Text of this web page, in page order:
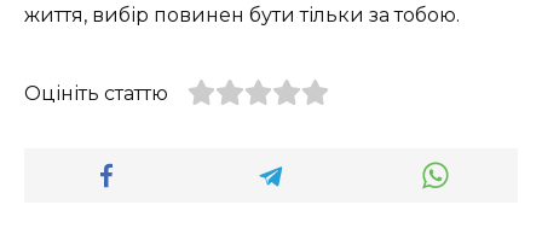
життя, вибір повинен бути тільки за тобою.
Оцініть статтю